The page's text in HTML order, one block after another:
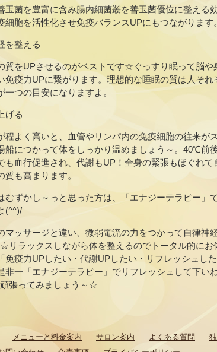
玉菌を豊富に含み腸内細菌叢を善玉菌優位に整える
細胞を活性化させ免疫バランスUPにもつながります。
を整える
質をUPさせるのがベストです☆ぐっすり眠って脳や
免疫力UPに繋がります。理想的な睡眠の質は人そ
一つの目安になりますよ。
げる
程よく高いと、血管やリンパ内の免疫細胞の往来が
船につかって体をしっかり温めましょう～。40℃前
も血行促進され、代謝もUP！全身の緊張もほぐれて
質も高まります。
むずかし～っと思った方は、「エナジーテラピー」
(^^)/
マッサージと違い、微弱電流の力をつかって自律神
リラックスしながら体を整えるのでトータル的にお
免疫力UPしたい・代謝UPしたい・リフレッシュし
非一「エナジーテラピー」でリフレッシュして下い
張ってみましょう～☆
メニューと料金案内 サロン案内 よくある質問